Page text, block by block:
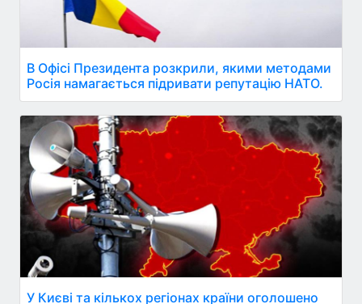
В Офісі Президента розкрили, якими методами
Росія намагається підривати репутацію НАТО.
У Києві та кількох регіонах країни оголошено